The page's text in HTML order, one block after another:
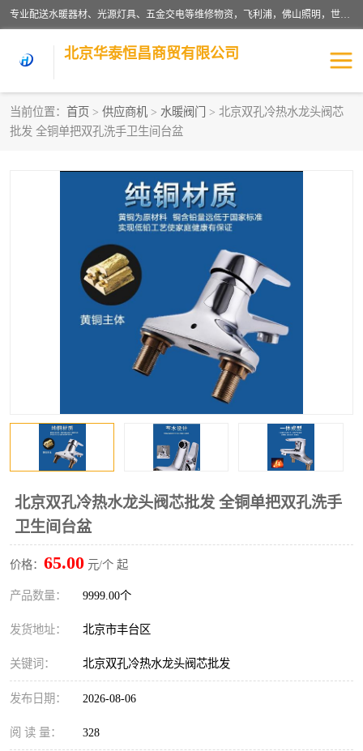
专业配送水暖器材、光源灯具、五金交电等维修物资，飞利浦，佛山照明，世达，博世，九牧，特陶等各产品涉及国内外知名品牌。公司专注与物业、学校、酒店、工厂等单位合作，提供一站式配送服务，降低客户综合成本。依托电子商务改变传统模式，以专业的团队为客户提供24H物资配送到达，货到月结、统一开票，便捷退换等服务，提高了企业的运营效率。
北京华泰恒昌商贸有限公司
当前位置： 首页 > 供应商机 > 水暖阀门
> 北京双孔冷热水龙头阀芯
批发 全铜单把双孔洗手卫生间台盆
北京双孔冷热水龙头阀芯批发 全铜单把双孔洗手
卫生间台盆
价格： 65.00 元/个 起
产品数量： 9999.00个
发货地址： 北京市丰台区
关键词： 北京双孔冷热水龙头阀芯批发
发布日期： 2026-08-06
阅 读 量： 328
水暖阀门
涂料辅材